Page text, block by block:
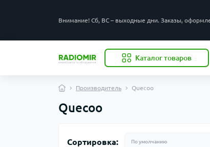
Внимание! Сб, ВС – выходные дни. Заказы,
Каталог товаров
Производитель Quecoo
Quecoo
Сортировка: